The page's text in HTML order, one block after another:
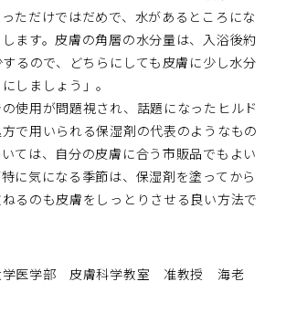
ただけではだめで、水があるところにな
ます。皮膚の角層の水分量は、入浴後約
るので、どちらにしても皮膚に少し水分
しましょう」。
使用が問題視され、話題になったヒルド
で用いられる保湿剤の代表のようなもの
ては、自分の皮膚に合う市販品でもよい
に気になる季節は、保湿剤を塗ってから
るのも皮膚をしっとりさせる良い方法で
医学部 皮膚科学教室 准教授 海老